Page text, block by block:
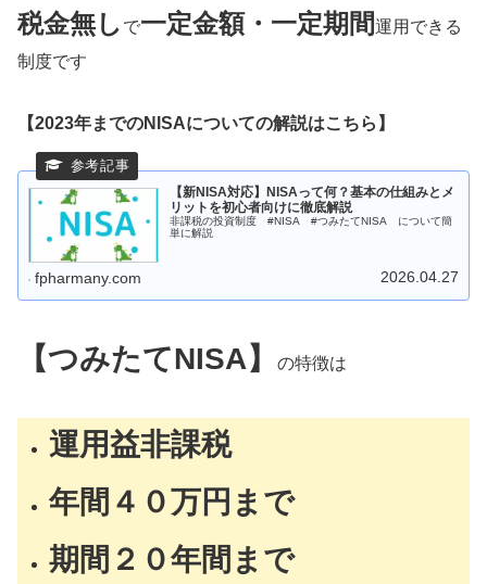
税金無し で一定金額・一定期間運用できる
制度です
【2023年までのNISAについての解説はこちら】
【新NISA対応】NISAって何？基本の仕組みとメ
リットを初心者向けに徹底解説
非課税の投資制度 #NISA #つみたてNISA について簡
単に解説
fpharmany.com 2026.04.27
【つみたてNISA】 の特徴は
運用益非課税
年間４０万円まで
期間２０年間まで